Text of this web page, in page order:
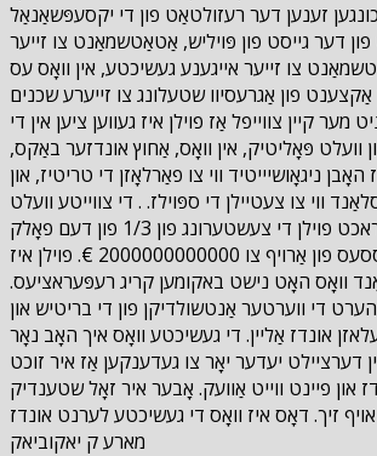
זענען דער רעזולטאַט פון די יקסעפּשאַנאַל
דער גייסט פון פּויליש, אַטאַטשמאַנט צו זייער
צו זייער אייגענע געשיכטע, אין וואָס עס
מער קיין צווייפל אַז פוילן איז געווען ציען אין די
וועלט פּאָליטיק, אין וואָס, אַחוץ אונדזער באַקס,
האָבן ניגאָושיייטיד ווי צו פאַרלאָזן די טריטיז, און
ווי צו צעטיילן די ספּוילז. . די צווייטע וועלט
מלחמה האָט געבראכט פוילן די צעשטערונג פון 1/3 פון דעם פאָלק
און מאַטעריאַל לאָססעס פון אַרויף צו 2000000000000 €. פוילן איז
וואָס האָט נישט באקומען קריג רעפּעראציעס.
די ווערטער אַנטשולדיקן פון די בריטיש און
אונדז אַליין. די געשיכטע וואָס איך האָב נאָר
דערציילט יעדער יאָר צו געדענקען אַז איר זוכט
און פיינט ווייט אַוועק. אָבער איר זאָל שטענדיק
מארע ק יאקוביאק